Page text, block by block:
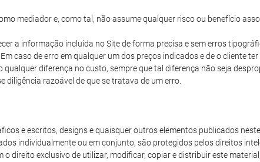
mediador e, como tal, não assume qualquer risco ou benefício
a informação incluída no Site de forma precisa e sem erros
caso de erro em qualquer um dos preços indicados e de o cliente
diferença no custo, sempre que tal diferença não seja
diligência razoável de que se tratava de um erro.
e escritos, designs e quaisquer outros elementos publicados
individualmente ou em conjunto, são protegidos pelos direitos
direito exclusivo de utilizar, modificar, copiar e distribuir este